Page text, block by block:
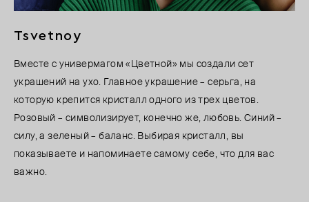
Tsvetnoy
Вместе с универмагом «Цветной» мы создали сет
украшений на ухо. Главное украшение – серьга, на
которую крепится кристалл одного из трех цветов.
Розовый – символизирует, конечно же, любовь. Синий –
силу, а зеленый – баланс. Выбирая кристалл, вы
показываете и напоминаете самому себе, что для вас
важно.